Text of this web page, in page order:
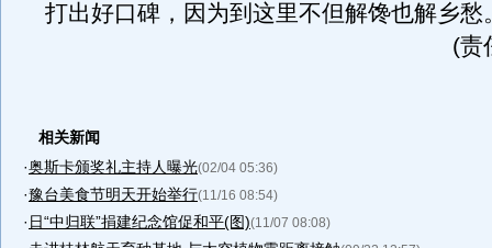
打出好口碑，因为到这里不但解馋也解乡愁
(责
相关新闻
·奥斯卡颁奖礼主持人曝光(02/04 05:36)
·豫台美食节明天开始举行(11/16 08:54)
· 日“中归联”捐建纪念馆促和平(图)(11/07 08:08)